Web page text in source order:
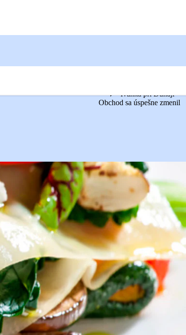
Ivanka pri Dunaji
Obchod sa úspešne zmenil